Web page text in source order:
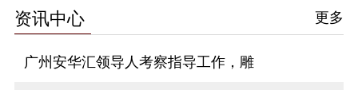
资讯中心 更多
广州安华汇领导人考察指导工作，雕